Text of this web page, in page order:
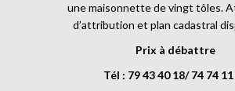
une maisonnette de vingt tôles.
d’attribution et plan cadastral
Prix à débattre
Tél : 79 43 40 18/ 74 74